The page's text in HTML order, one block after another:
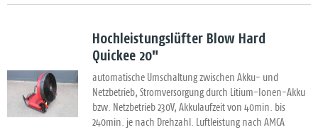
Hochleistungslüfter Blow Hard
Quickee 20"
automatische Umschaltung zwischen Akku- und
Netzbetrieb, Stromversorgung durch Litium-Ionen-Akku
bzw. Netzbetrieb 230V, Akkulaufzeit von 40min. bis
240min. je nach Drehzahl. Luftleistung nach AMCA